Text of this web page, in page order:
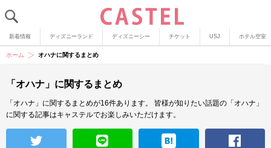
新着情報 ディズニーランド ディズニーシー チケット USJ ホテル空室
ホーム オハナに関するまとめ
「オハナ」に関するまとめ
「オハナ」に関するまとめが16件あります。
皆様が知りたい話題の「オハナ」
に関する記事はキャステルでお楽しみいただけます。